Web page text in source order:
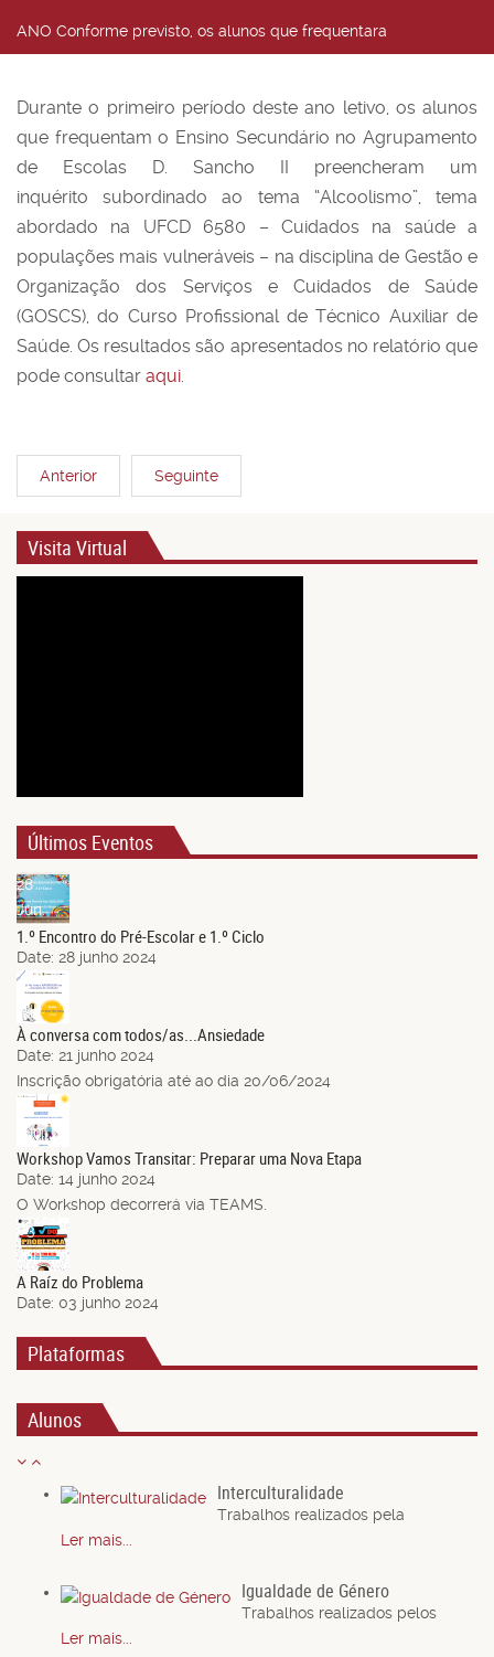
ANO Conforme previsto, os alunos que frequentara
Durante o primeiro período deste ano letivo, os alunos
que frequentam o Ensino Secundário no Agrupamento
de Escolas D. Sancho II preencheram um
inquéritosubordinado ao tema “Alcoolismo”, tema
abordado na UFCD 6580 – Cuidados na saúde a
populações mais vulneráveis – na disciplina de Gestão e
Organização dos Serviços e Cuidados de Saúde
(GOSCS), do Curso Profissional de Técnico Auxiliar de
Saúde. Os resultados são apresentados no relatório que
pode consultar aqui.
Anterior Seguinte
Visita Virtual
Últimos Eventos
28
Jun.
1.º Encontro do Pré-Escolar e 1.º Ciclo
Date: 28 junho 2024
21
Jun.
À conversa com todos/as...Ansiedade
Date: 21 junho 2024
Inscrição obrigatória até ao dia 20/06/2024
Jun.
Workshop Vamos Transitar: Preparar uma Nova Etapa
Date: 14 junho 2024
O Workshop decorrerá via TEAMS.
03
Jun.
A Raíz do Problema
Date: 03 junho 2024
Plataformas
Alunos
Interculturalidade
Trabalhos realizados pela
Ler mais...
Igualdade de Género
Trabalhos realizados pelos
Ler mais...